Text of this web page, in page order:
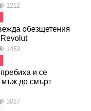
1212
обезщетения
1483
и се
мъж до смърт
3087